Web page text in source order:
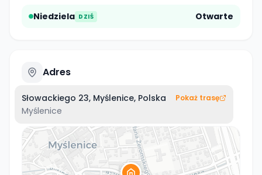
Niedziela DZIŚ Otwarte
Adres
Słowackiego 23, Myślenice, Polska
Myślenice
Pokaż trasę